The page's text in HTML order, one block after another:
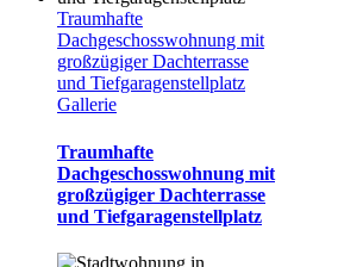
Traumhafte
Dachgeschosswohnung mit
großzügiger Dachterrasse
und Tiefgaragenstellplatz
Gallerie
Traumhafte
Dachgeschosswohnung mit
großzügiger Dachterrasse
und Tiefgaragenstellplatz